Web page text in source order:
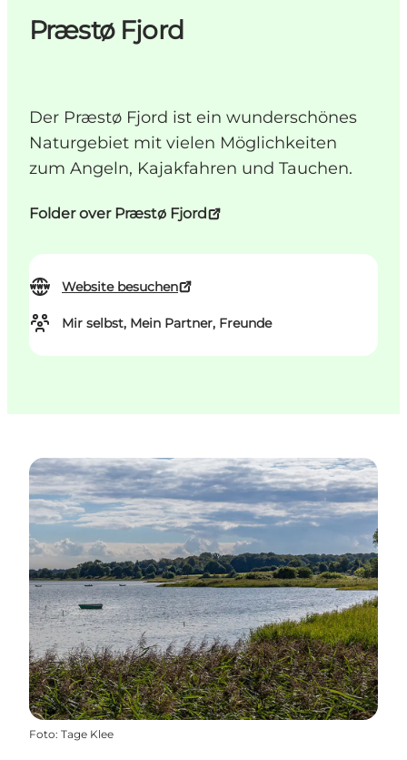
Præstø Fjord
Der Præstø Fjord ist ein wunderschönes
Naturgebiet mit vielen Möglichkeiten
zum Angeln, Kajakfahren und Tauchen.
Folder over Præstø Fjord
Website besuchen
Mir selbst, Mein Partner, Freunde
Foto: Tage Klee